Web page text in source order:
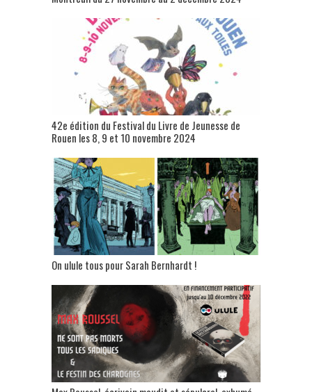
42e édition du Festival du Livre de Jeunesse de
Rouen les 8, 9 et 10 novembre 2024
On ulule tous pour Sarah Bernhardt !